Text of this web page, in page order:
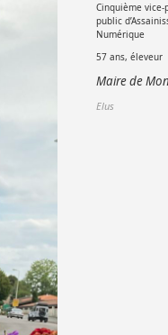
Cinquième
public
Numérique
57 ans, éleveur
Maire de
Elus